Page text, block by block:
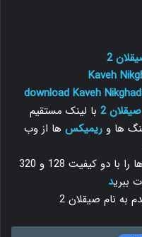
2
Kaveh
download Kaveh
2 با لینک مستقیم
ها وریمیکس ها از وب
کیفیت 128 و 320
ببرید